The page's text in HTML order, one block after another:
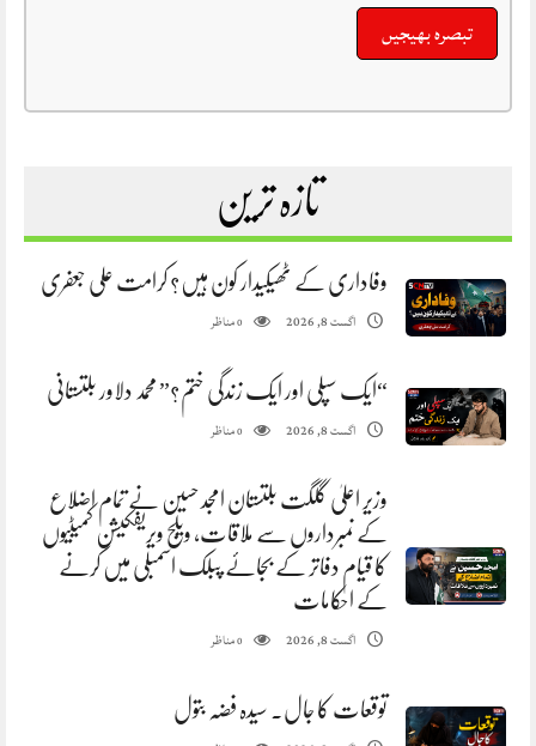
تازہ ترین
وفاداری کے ٹھیکیدار کون ہیں؟ کرامت علی جعفری
اگست 8, 2026 0مناظر
“ایک سپلی اور ایک زندگی ختم؟” محمد دلاور بلتستانی
اگست 8, 2026 0مناظر
وزیر اعلیٰ گلگت بلتستان امجد حسین نے تمام اضلاع
کے نمبرداروں سے ملاقات، ویلج ویریفکیشن کمیٹیوں
کا قیام دفاتر کے بجائے پبلک اسمبلی میں کرنے
کے احکامات
اگست 8, 2026 0مناظر
توقعات کا جال. سیدہ فضہ بتول